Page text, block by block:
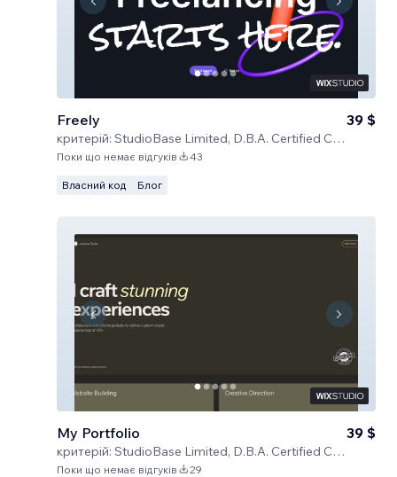
Freely
критерій: StudioBase Limited, D.B.A. Certified Code
39 $
Поки що немає відгуків 43
Власний код Блог
My Portfolio
критерій: StudioBase Limited, D.B.A. Certified Code
39 $
Поки що немає відгуків 29